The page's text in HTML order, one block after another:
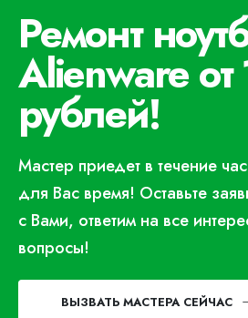
Ремонт
Alienware
рублей!
Мастер приедет в течение
для Вас время! Оставьте
с Вами, ответим на все
вопросы!
ВЫЗВАТЬ МАСТЕРА СЕЙЧАС